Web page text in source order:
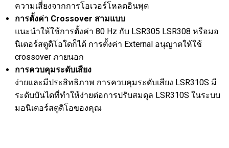
ความเสี่ยงจากการโอเวอร์โหลดอินพุต
การตั้งค่า Crossover สามแบบ
แนะนำให้ใช้การตั้งค่า 80 Hz กับ LSR305 LSR308 หรือมอ
นิเตอร์สตูดิโอใดก็ได้ การตั้งค่า External อนุญาตให้ใช้
crossover ภายนอก
การควบคุมระดับเสียง
ง่ายและมีประสิทธิภาพ การควบคุมระดับเสียง LSR310S มี
ระดับบันไดที่ทำให้ง่ายต่อการปรับสมดุล LSR310S ในระบบ
มอนิเตอร์สตูดิโอของคุณ